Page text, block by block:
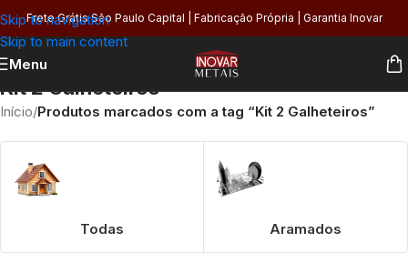
Skip to navigation
Skip to main content
Frete Grátis São Paulo Capital | Fabricação Própria | Garantia Inovar
Menu
Kit 2 Galheteiros
Início/Produtos marcados com a tag “Kit 2 Galheteiros”
Todas Aramados